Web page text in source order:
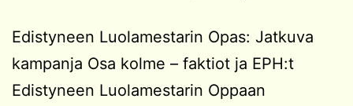
Edistyneen Luolamestarin Opas: Jatkuva
kampanja Osa kolme – faktiot ja EPH:t
Edistyneen Luolamestarin Oppaan